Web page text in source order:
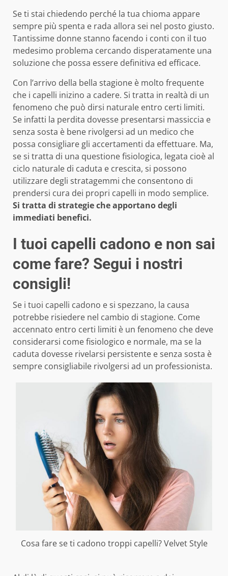
Se ti stai chiedendo perché la tua chioma appare
sempre più spenta e rada allora sei nel posto giusto.
Tantissime donne stanno facendo i conti con il tuo
medesimo problema cercando disperatamente una
soluzione che possa essere definitiva ed efficace.
Con l’arrivo della bella stagione è molto frequente
che i capelli inizino a cadere. Si tratta in realtà di un
fenomeno che può dirsi naturale entro certi limiti.
Se infatti la perdita dovesse presentarsi massiccia e
senza sosta è bene rivolgersi ad un medico che
possa consigliare gli accertamenti da effettuare. Ma,
se si tratta di una questione fisiologica, legata cioè al
ciclo naturale di caduta e crescita, si possono
utilizzare degli stratagemmi che consentono di
prendersi cura dei propri capelli in modo semplice.
Si tratta di strategie che apportano degli
immediati benefici.
I tuoi capelli cadono e non sai
come fare? Segui i nostri
consigli!
Se i tuoi capelli cadono e si spezzano, la causa
potrebbe risiedere nel cambio di stagione. Come
accennato entro certi limiti è un fenomeno che deve
considerarsi come fisiologico e normale, ma se la
caduta dovesse rivelarsi persistente e senza sosta è
sempre consigliabile rivolgersi ad un professionista.
Cosa fare se ti cadono troppi capelli? Velvet Style